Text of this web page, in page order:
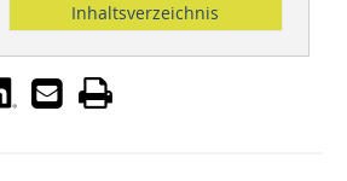
Inhaltsverzeichnis